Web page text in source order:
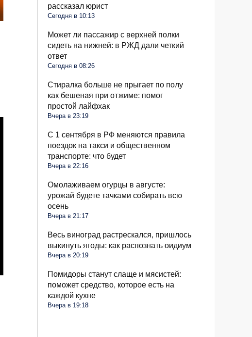
рассказал юрист
Сегодня в 10:13
Может ли пассажир с верхней полки
сидеть на нижней: в РЖД дали четкий
ответ
Сегодня в 08:26
Стиралка больше не прыгает по полу
как бешеная при отжиме: помог
простой лайфхак
Вчера в 23:19
С 1 сентября в РФ меняются правила
поездок на такси и общественном
транспорте: что будет
Вчера в 22:16
Омолаживаем огурцы в августе:
урожай будете тачками собирать всю
осень
Вчера в 21:17
Весь виноград растрескался, пришлось
выкинуть ягоды: как распознать оидиум
Вчера в 20:19
Помидоры станут слаще и мясистей:
поможет средство, которое есть на
каждой кухне
Вчера в 19:18